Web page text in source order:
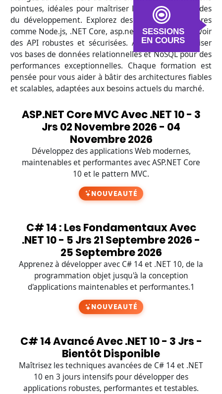
SESSIONS
EN COURS
pointues, idéales pour maîtriser les fondations solides
du développement. Explorez des technologies phares
comme Node.js, .NET Core, asp.net core, pour concevoir
des API robustes et sécurisées. Apprenez à optimiser
vos bases de données relationnelles et NoSQL pour des
performances exceptionnelles. Chaque formation est
pensée pour vous aider à bâtir des architectures fiables
et scalables, adaptées aux besoins actuels du marché.
ASP.NET Core MVC Avec .NET 10 - 3
Jrs 02 Novembre 2026 - 04
Novembre 2026
Développez des applications Web modernes,
maintenables et performantes avec ASP.NET Core
10 et le pattern MVC.
NOUVEAUTÉ
C# 14 : Les Fondamentaux Avec
.NET 10 - 5 Jrs 21 Septembre 2026 -
25 Septembre 2026
Apprenez à développer avec C# 14 et .NET 10, de la
programmation objet jusqu'à la conception
d'applications maintenables et performantes.1
NOUVEAUTÉ
C# 14 Avancé Avec .NET 10 - 3 Jrs -
Bientôt Disponible
Maîtrisez les techniques avancées de C# 14 et .NET
10 en 3 jours intensifs pour développer des
applications robustes, performantes et testables.